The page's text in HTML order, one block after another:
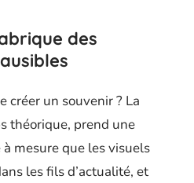
des
créer un souvenir ? La
théorique, prend une
mesure que les visuels
les fils d’actualité, et